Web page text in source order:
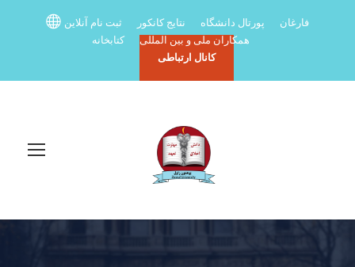
ثبت نام آنلاین نتایج کانکور پورتال دانشگاه
فارغان
کتابخانه
همکاران ملی و بین المللی
کانال ارتباطی